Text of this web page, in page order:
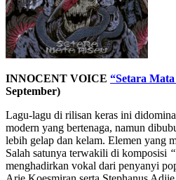
INNOCENT VOICE “Setara
September)
Lagu-lagu di rilisan keras ini
modern yang bertenaga, namun
lebih gelap dan kelam. Elemen yang
Salah satunya terwakili di komposisi
menghadirkan vokal dari penyanyi